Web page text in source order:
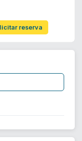
reserva